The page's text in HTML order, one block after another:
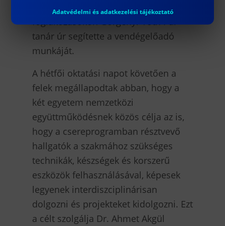
laboratóriumokban tartott
foglakozásokon Görgényi-Tóth Pál
tanár úr segítette a vendégelőadó
munkáját.
A hétfői oktatási napot követően a
felek megállapodtak abban, hogy a
két egyetem nemzetközi
együttműködésnek közös célja az is,
hogy a csereprogramban résztvevő
hallgatók a szakmához szükséges
technikák, készségek és korszerű
eszközök felhasználásával, képesek
legyenek interdiszciplinárisan
dolgozni és projekteket kidolgozni. Ezt
a célt szolgálja Dr. Ahmet Akgül
Adatvédelmi és adatkezelési tájékoztató